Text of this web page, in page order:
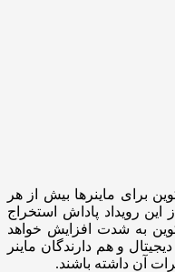
برای ماینرها بیش از هر
رویداد پاداش استخراج
به شدت افزایش خواهد
و هم دارندگان ماینر
آن داشته باشند.